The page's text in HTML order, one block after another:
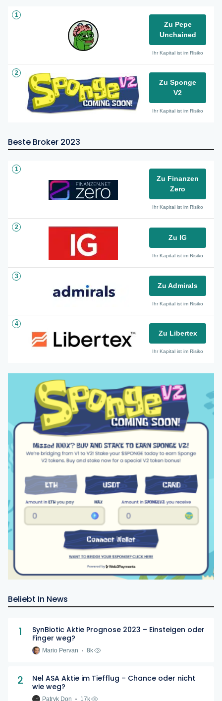
1
Zu Pepe
Unchained
Ihr Kapital ist im Risiko
2
Zu Sponge
V2
Ihr Kapital ist im Risiko
Beste Broker 2023
1
Zu Finanzen
Zero
Ihr Kapital ist im Risiko
2
Zu IG
Ihr Kapital ist im Risiko
3
Zu Admirals
Ihr Kapital ist im Risiko
4
Zu Libertex
Ihr Kapital ist im Risiko
Beliebt In News
1
SynBiotic Aktie Prognose 2023 – Einsteigen oder
Finger weg?
Mario Pervan 8k
2
Nel ASA Aktie im Tiefflug – Chance oder nicht
wie weg?
Patryk Don 17k